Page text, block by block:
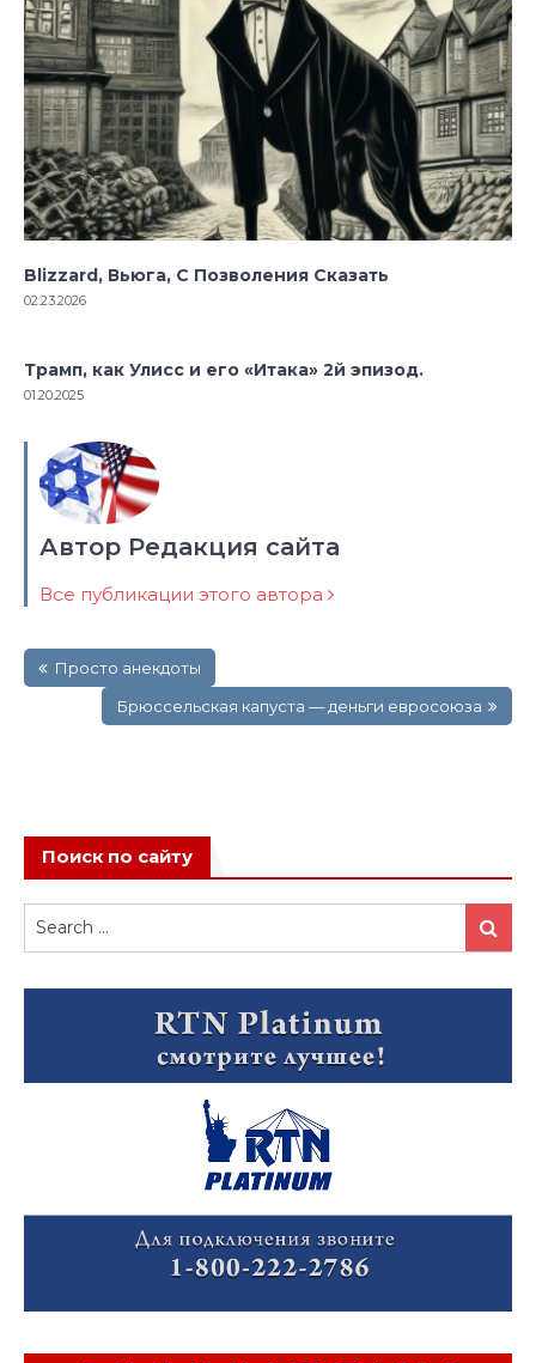
Blizzard, Вьюга, С Позволения Сказать
02.23.2026
Трамп, как Улисс и его «Итака» 2й эпизод.
01.20.2025
Автор Редакция сайта
Все публикации этого автора
по
записям
Просто анекдоты
Бpюссельская капуста — деньги евpосоюза
Поиск по сайту
Search
for:
Search